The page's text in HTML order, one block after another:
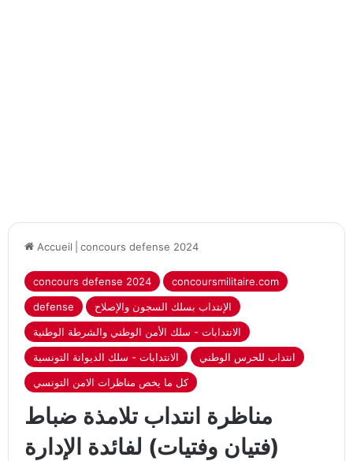
Accueil concours defense 2024
concours defense 2024
concoursmilitaire.com
defense
الإنتداب بسلك السجون والإصلاح
الانتدابات - سلك الأمن الوطني والشرطة الوطنية
الانتدابات - سلك الديوانة التونسية
انتداب للحرس الوطني
كل ما يخص مناظرات الامن التونسي
مناظرة انتداب تلامذة ضباط
(فتيان وفتيات) لفائدة الإدارة